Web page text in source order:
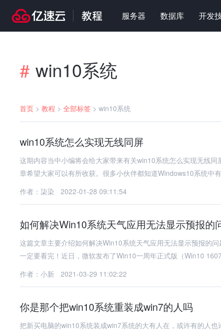
服务器 数据库 开发
# win10系统
首页 > 教程 > 全部标签 > win10系统
win10系统怎么实现无线同屏
这期内容当中小编将会给大家带来有关win10系统怎么实现无线
章希望大家可以有所收获。很多小伙伴都知道Windows10系统中
作者：柒染
2022-01-28 09:11:54
如何解决Win10系统天气应用无法显示预报的
这篇文章主要介绍如何解决Win10系统天气应用无法显示预报的
一定要看完！近日，微软发布了Win10一周年正式版（Win10
作者：小新
2021-03-29 11:02:22
你是那个把win10系统重装成win7的人吗
把新买电脑的win10系统装成win7系统的大有人在，或许有的人